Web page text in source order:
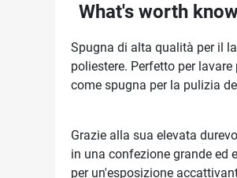
What's worth
Spugna di alta qualità per il
poliestere. Perfetto per
come spugna per la pulizia
Grazie alla sua elevata
in una confezione grande ed
per un'esposizione